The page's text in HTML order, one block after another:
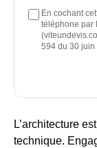
En cochant
téléphone par
594 du 30
L’architecture
technique.